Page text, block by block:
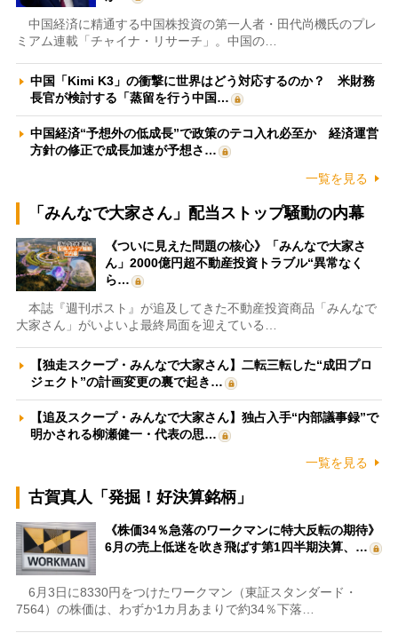
中国経済に精通する中国株投資の第一人者・田代尚機氏のプレ
ミアム連載「チャイナ・リサーチ」。中国の…
中国「Kimi K3」の衝撃に世界はどう対応するのか？ 米財務
長官が検討する「蒸留を行う中国…
中国経済“予想外の低成長”で政策のテコ入れ必至か 経済運営
方針の修正で成長加速が予想さ…
一覧を見る
「みんなで大家さん」配当ストップ騒動の内幕
《ついに見えた問題の核心》「みんなで大家さ
ん」2000億円超不動産投資トラブル“異常なく
ら…
本誌『週刊ポスト』が追及してきた不動産投資商品「みんなで
大家さん」がいよいよ最終局面を迎えている…
【独走スクープ・みんなで大家さん】二転三転した“成田プロ
ジェクト”の計画変更の裏で起き…
【追及スクープ・みんなで大家さん】独占入手“内部議事録”で
明かされる柳瀬健一・代表の思…
一覧を見る
古賀真人「発掘！好決算銘柄」
《株価34％急落のワークマンに特大反転の期待》
6月の売上低迷を吹き飛ばす第1四半期決算、…
6月3日に8330円をつけたワークマン（東証スタンダード・
7564）の株価は、わずか1カ月あまりで約34％下落…